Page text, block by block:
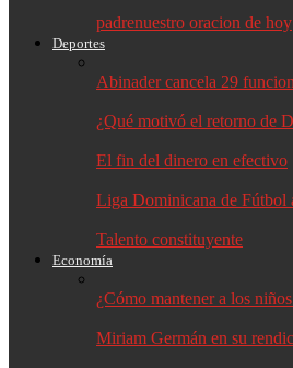
padrenuestro oracion de hoy
Deportes
Abinader cancela 29
¿Qué motivó el retorno de
El fin del dinero en efectivo
Liga Dominicana de
Talento constituyente
Economía
¿Cómo mantener a los
Miriam Germán en su